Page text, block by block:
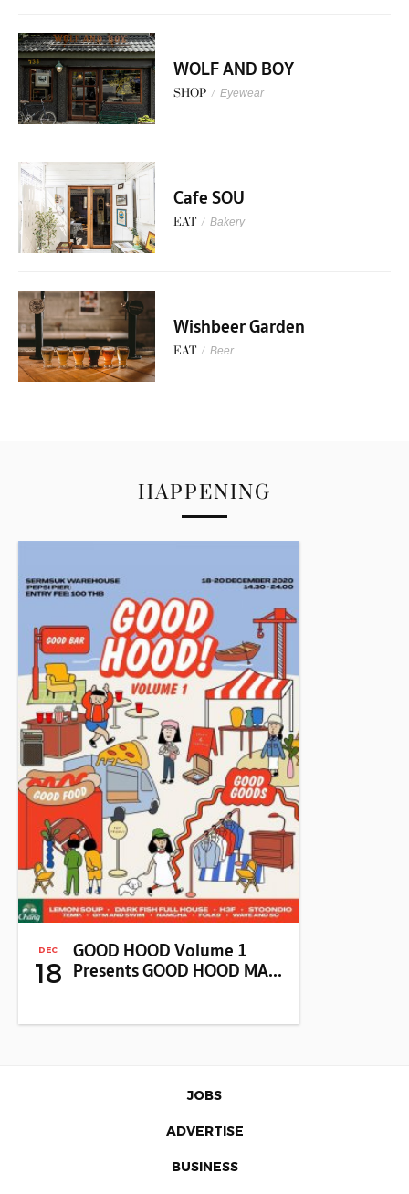
WOLF AND BOY
SHOP / Eyewear
Cafe SOU
EAT / Bakery
Wishbeer Garden
EAT / Beer
HAPPENING
DEC
18
GOOD HOOD Volume 1
Presents GOOD HOOD MA...
JOBS
ADVERTISE
BUSINESS